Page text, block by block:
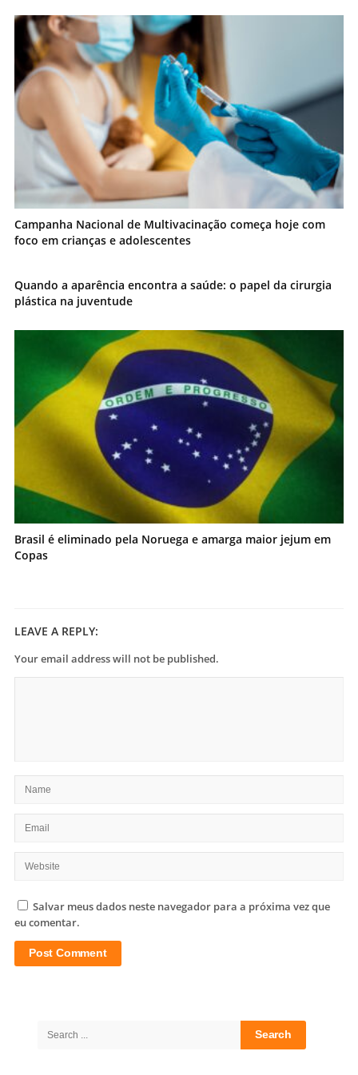
Campanha Nacional de Multivacinação começa hoje com
foco em crianças e adolescentes
Quando a aparência encontra a saúde: o papel da cirurgia
plástica na juventude
Brasil é eliminado pela Noruega e amarga maior jejum em
Copas
LEAVE A REPLY:
Your email address will not be published.
Salvar meus dados neste navegador para a próxima vez que
eu comentar.
Search